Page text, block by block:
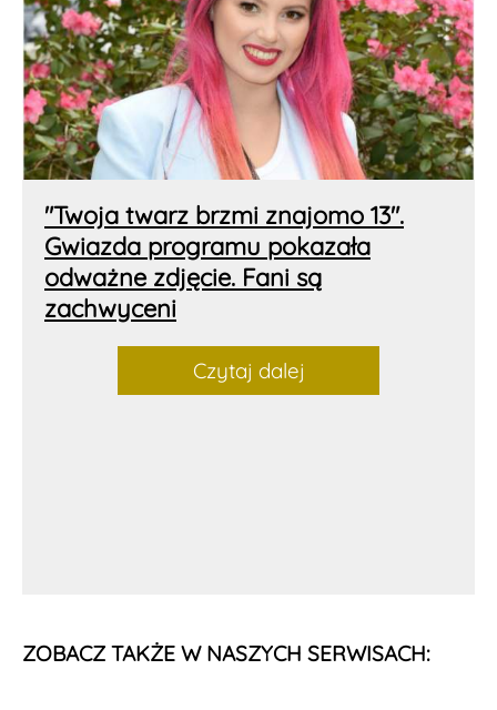
"Twoja twarz brzmi znajomo 13".
Gwiazda programu pokazała
odważne zdjęcie. Fani są
zachwyceni
Czytaj dalej
ZOBACZ TAKŻE W NASZYCH SERWISACH: